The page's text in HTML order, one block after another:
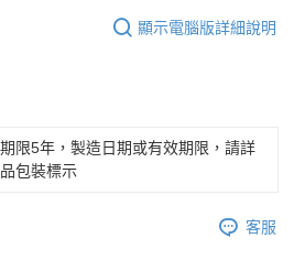
顯示電腦版詳細說明
限5年，製造日期或有效期限，請詳
包裝標示
客服